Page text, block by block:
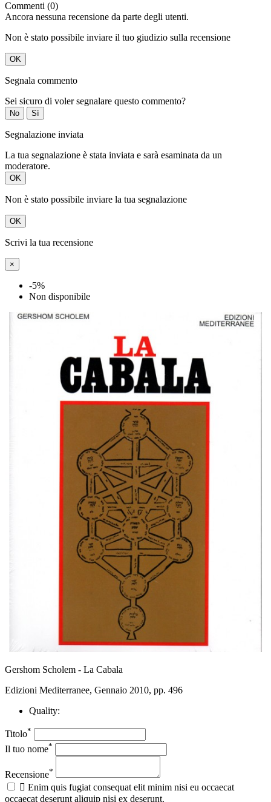
Commenti (0)
Ancora nessuna recensione da parte degli utenti.
Non è stato possibile inviare il tuo giudizio sulla recensione
OK
Segnala commento
Sei sicuro di voler segnalare questo commento?
No Sì
Segnalazione inviata
La tua segnalazione è stata inviata e sarà esaminata da un
moderatore.
OK
Non è stato possibile inviare la tua segnalazione
OK
Scrivi la tua recensione
×
-5%
Non disponibile
Gershom Scholem - La Cabala
Edizioni Mediterranee, Gennaio 2010, pp. 496
Quality:
Titolo*
Il tuo nome*
Recensione*
 Enim quis fugiat consequat elit minim nisi eu occaecat
occaecat deserunt aliquip nisi ex deserunt.